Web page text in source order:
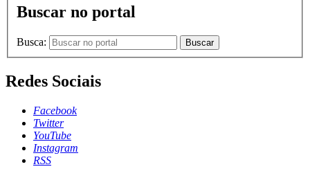
Buscar no portal
Busca: Buscar
Redes Sociais
Facebook
Twitter
YouTube
Instagram
RSS